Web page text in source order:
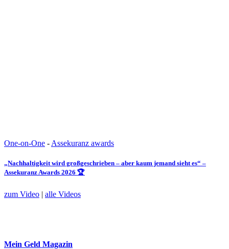
One-on-One - Assekuranz awards
„Nachhaltigkeit wird großgeschrieben – aber kaum jemand sieht es“ –
Assekuranz Awards 2026 🏆
zum Video | alle Videos
Mein Geld Magazin